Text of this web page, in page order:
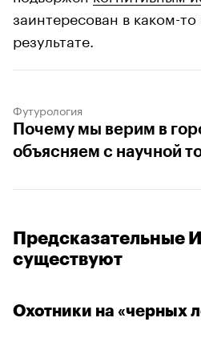
заинтересован в каком-
результате.
Футурология
Почему мы верим в
объясняем с научной
Предсказательные
существуют
Охотники на «черных